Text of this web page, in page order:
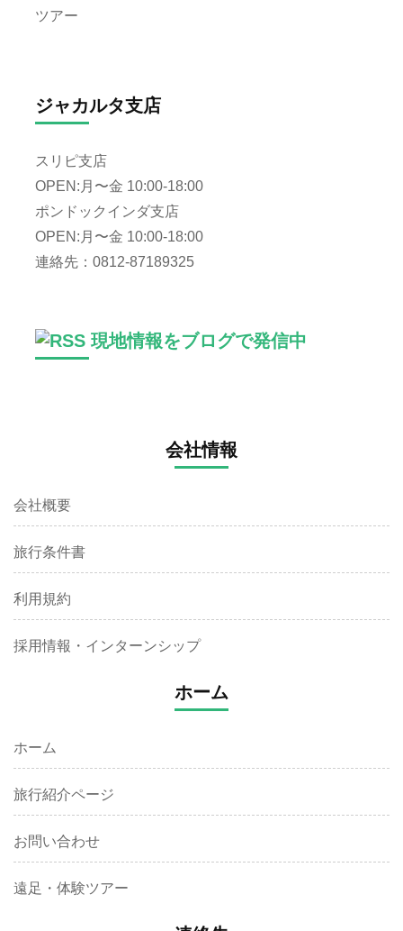
ジャカルタ支店
スリピ支店
OPEN:月〜金 10:00-18:00
ポンドックインダ支店
OPEN:月〜金 10:00-18:00
連絡先：0812-87189325
現地情報をブログで発信中
会社情報
会社概要
旅行条件書
利用規約
採用情報・インターンシップ
ホーム
ホーム
旅行紹介ページ
お問い合わせ
遠足・体験ツアー